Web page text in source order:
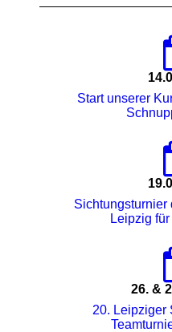
Start unserer
Sichtungsturnier
Leipzig
26. &
20. Leipziger